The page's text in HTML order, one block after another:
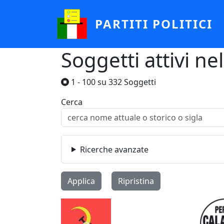
PARTITI POLITICI
Soggetti attivi
1 - 100 su 332 Soggetti
Cerca
Ricerche avanzate